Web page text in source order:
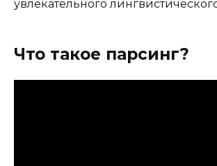
увлекательного
Что такое парсинг?